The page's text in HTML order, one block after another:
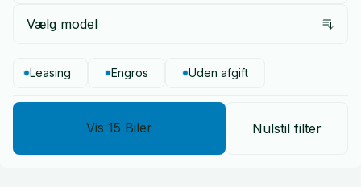
Vælg model
Leasing Engros Uden afgift
Vis 15 Biler Nulstil filter